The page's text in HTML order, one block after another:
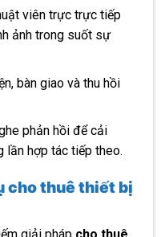
viên trực trực tiếp
ảnh trong suốt sự
bàn giao và thu hồi
phản hồi để cải
lần hợp tác tiếp theo.
cho thuê thiết bị
giải pháp cho thuê